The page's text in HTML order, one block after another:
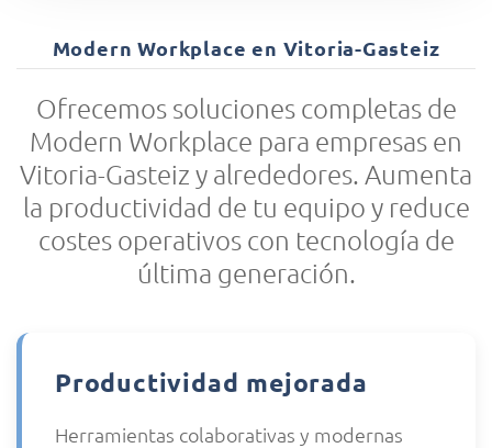
Modern Workplace en Vitoria-Gasteiz
Ofrecemos soluciones completas de
Modern Workplace para empresas en
Vitoria-Gasteiz y alrededores. Aumenta
la productividad de tu equipo y reduce
costes operativos con tecnología de
última generación.
Productividad mejorada
Herramientas colaborativas y modernas